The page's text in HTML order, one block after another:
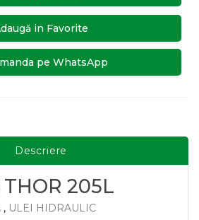
in Favorite
pe WhatsApp
Descriere
205L
, ULEI HIDRAULIC